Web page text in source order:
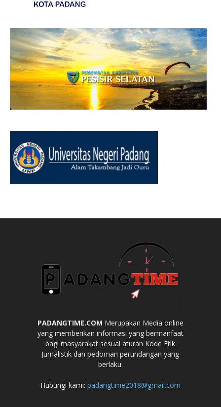
PADANGTIME.COM Merupakan Media online
yang memberikan informasi yang bermanfaat
bagi masyarakat sesuai aturan Kode Etik
Jurnalistik dan pedoman perundangan yang
berlaku.
Hubungi kami: padangtime2018@gmail.com